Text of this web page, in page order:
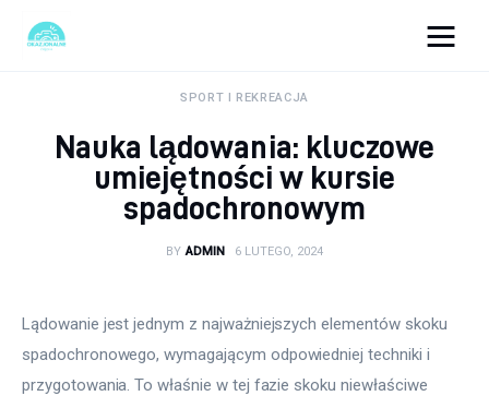
Turystyka
Lifestyle
Dom i ogród
Zdrowie
SPORT I REKREACJA
Nauka lądowania: kluczowe
umiejętności w kursie
spadochronowym
BY ADMIN 6 LUTEGO, 2024
Lądowanie jest jednym z najważniejszych elementów skoku
spadochronowego, wymagającym odpowiedniej techniki i
przygotowania. To właśnie w tej fazie skoku niewłaściwe